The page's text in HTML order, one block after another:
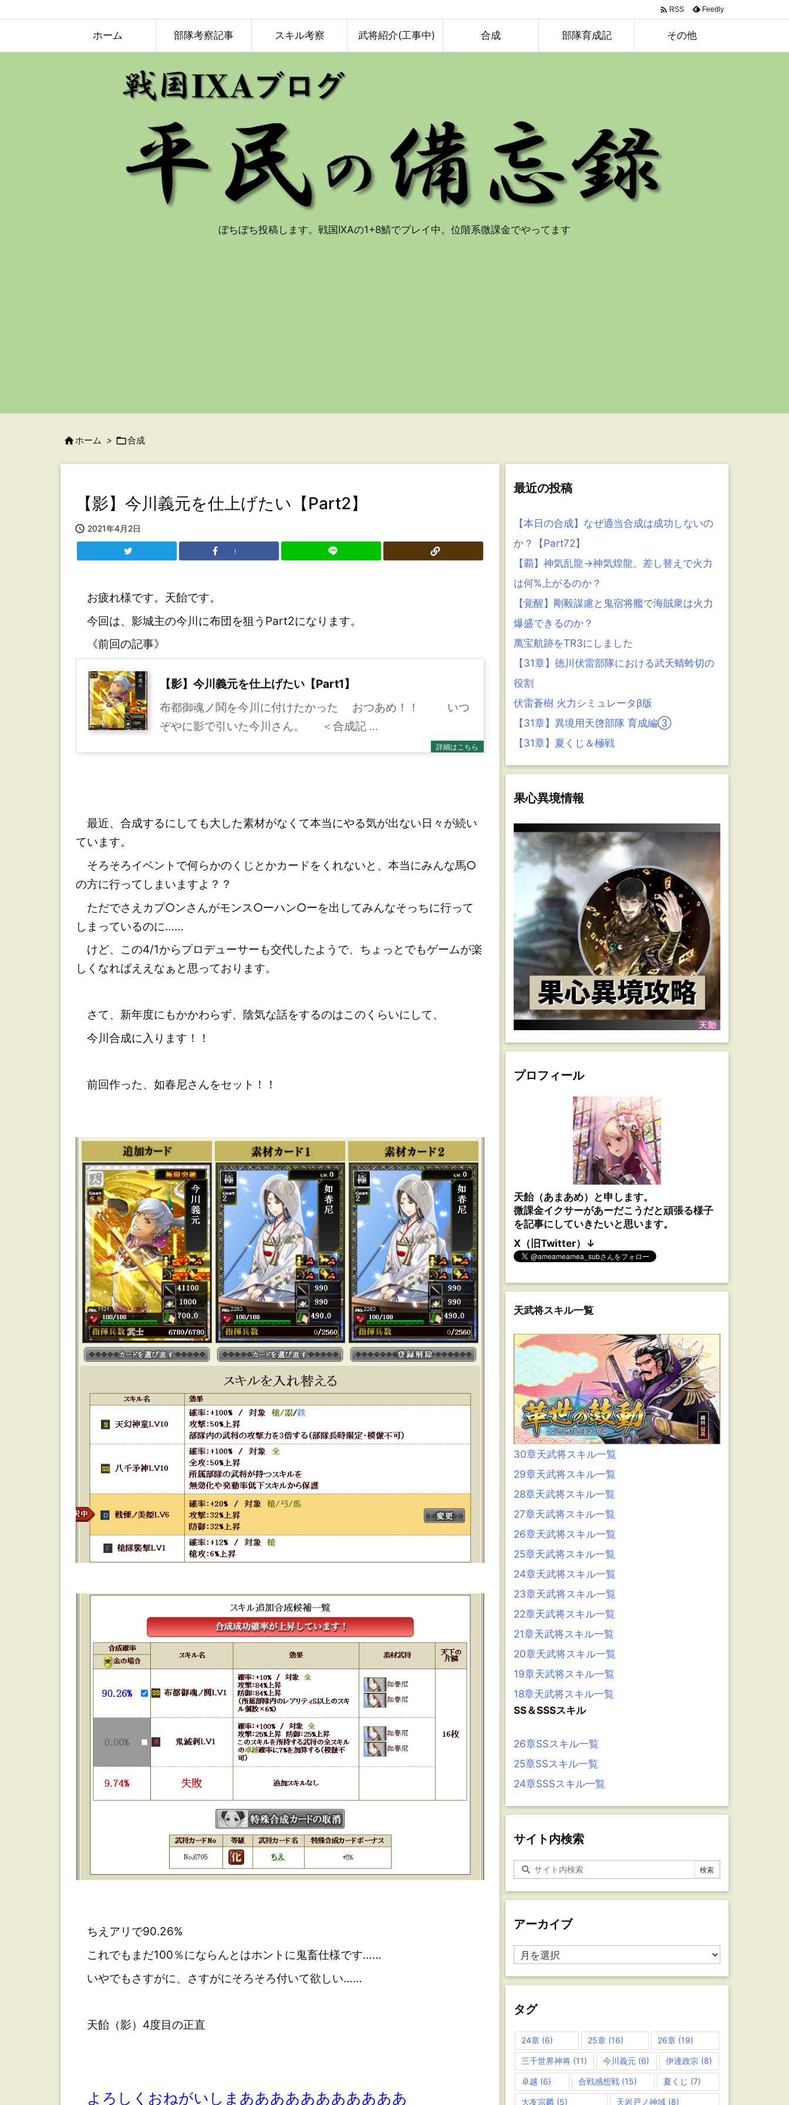
ホーム 部隊考察記事 スキル考察 武将紹介(工事中) 合成 部隊育成記 その他
 RSS Feedly
ぼちぼち投稿します。戦国IXAの1+8鯖でプレイ中。位階系微課金でやってます
ホーム > 合成
【影】今川義元を仕上げたい【Part2】
 2021年4月2日
!
お疲れ様です。天飴です。
今回は、影城主の今川に布団を狙うPart2になります。
《前回の記事》
【影】今川義元を仕上げたい【Part1】
布都御魂ノ鬨を今川に付けたかった おつあめ！！ いつ
ぞやに影で引いた今川さん。 ＜合成記 ...
最近、合成するにしても大した素材がなくて本当にやる気が出ない日々が続い
ています。
そろそろイベントで何らかのくじとかカードをくれないと、本当にみんな馬○
の方に行ってしまいますよ？？
ただでさえカプ○ンさんがモンス○ーハン○ーを出してみんなそっちに行って
しまっているのに……
けど、この4/1からプロデューサーも交代したようで、ちょっとでもゲームが楽
しくなればええなぁと思っております。
さて、新年度にもかかわらず、陰気な話をするのはこのくらいにして、
今川合成に入ります！！
前回作った、如春尼さんをセット！！
ちえアリで90.26%
これでもまだ100％にならんとはホントに鬼畜仕様です……
いやでもさすがに、さすがにそろそろ付いて欲しい……
天飴（影）4度目の正直
よろしくおねがいしまあああああああああああ
最近の投稿
【本日の合成】なぜ適当合成は成功しないの
か？【Part72】
【覇】神気乱龍→神気煌龍、差し替えで火力
は何%上がるのか？
【覚醒】剛毅謀慮と鬼宿将艦で海賊衆は火力
爆盛できるのか？
萬宝航跡をTR3にしました
【31章】徳川伏雷部隊における武天蜻蛉切の
役割
伏雷蒼樹 火力シミュレータβ版
【31章】異境用天啓部隊 育成編③
【31章】夏くじ＆極戦
果心異境情報
プロフィール
天飴（あまあめ）と申します。
微課金イクサーがあーだこうだと頑張る様子
を記事にしていきたいと思います。
X（旧Twitter）↓
天武将スキル一覧
30章天武将スキル一覧
29章天武将スキル一覧
28章天武将スキル一覧
27章天武将スキル一覧
26章天武将スキル一覧
25章天武将スキル一覧
24章天武将スキル一覧
23章天武将スキル一覧
22章天武将スキル一覧
21章天武将スキル一覧
20章天武将スキル一覧
19章天武将スキル一覧
18章天武将スキル一覧
SS＆SSSスキル
26章SSスキル一覧
25章SSスキル一覧
24章SSSスキル一覧
サイト内検索
アーカイブ
ア
ー
カ
ブ
タグ
24章 (6) 25章(16) 26章 (19)
三千世界神将 (11) 今川義元 (6) 伊達政宗(8)
卓越 (6) 合戦感想戦(15) 夏くじ (7)
大友宗麟 (5) 天岩戸ノ神域 (8)